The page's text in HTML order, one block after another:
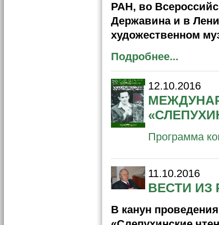
РАН, во
Державина и в
художественном
Подробнее...
12.10.2016
Программа
11.10.2016
ВЕСТИ ИЗ
В канун